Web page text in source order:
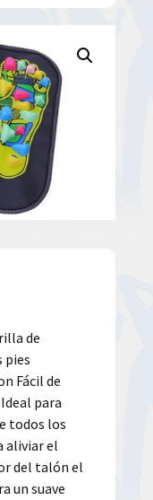
de
pies
Fácil de
para
todos los
aliviar el
del talón el
un suave